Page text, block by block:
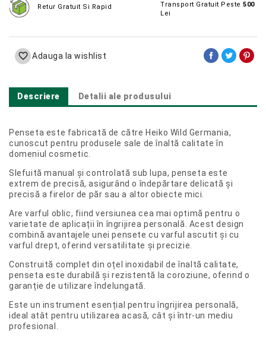
Retur Gratuit Si Rapid Transport Gratuit Peste500
Lei
 Adauga la wishlist
Descriere Detalii ale produsului
Penseta este fabricată de către Heiko Wild Germania,
cunoscut pentru produsele sale de înaltă calitate în
domeniul cosmetic.
Slefuită manual și controlată sub lupa, penseta este
extrem de precisă, asigurând o îndepărtare delicată și
precisă a firelor de păr sau a altor obiecte mici.
Are varful oblic, fiind versiunea cea mai optimă pentru o
varietate de aplicații în îngrijirea personală. Acest design
combină avantajele unei pensete cu varful ascutit și cu
varful drept, oferind versatilitate și precizie.
Construită complet din oțel inoxidabil de înaltă calitate,
penseta este durabilă și rezistentă la coroziune, oferind o
garanție de utilizare îndelungată.
Este un instrument esențial pentru îngrijirea personală,
ideal atât pentru utilizarea acasă, cât și într-un mediu
profesional.